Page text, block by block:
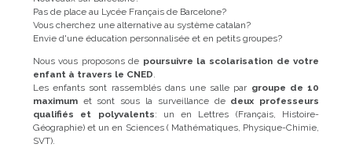
Pas de place au Lycée Français de Barcelone?
Vous cherchez une alternative au système catalan?
Envie d'une éducation personnalisée et en petits groupes?
Nous vous proposons de poursuivre la scolarisation de votre
enfant à travers le CNED
Les enfants sont rassemblés dans une salle par groupe de 10
maximumet sont sous la surveillance de deux professeurs
qualifiés et polyvalents: un en Lettres (Français, Histoire-
Géographie) et un en Sciences ( Mathématiques, Physique-Chimie,
SVT).